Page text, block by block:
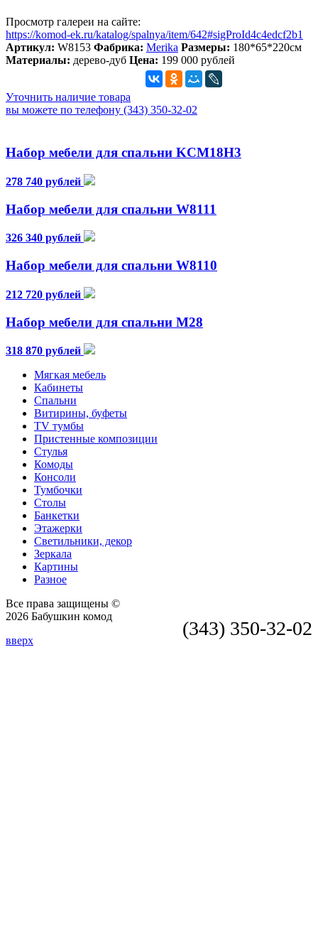
Просмотр галереи на сайте:
https://komod-ek.ru/katalog/spalnya/item/642#sigProId4c4edcf2b1
Артикул: W8153 Фабрика: Merika Размеры: 180*65*220см
Материалы: дерево-дуб Цена: 199 000 рублей
Уточнить наличие товара
вы можете по телефону (343) 350-32-02
Набор мебели для спальни KCM18H3
278 740 рублей
Набор мебели для спальни W8111
326 340 рублей
Набор мебели для спальни W8110
212 720 рублей
Набор мебели для спальни М28
318 870 рублей
Мягкая мебель
Кабинеты
Спальни
Витирины, буфеты
TV тумбы
Пристенные композиции
Стулья
Комоды
Консоли
Тумбочки
Столы
Банкетки
Этажерки
Светильники, декор
Зеркала
Картины
Разное
(343) 350-32-02
Все права защищены ©
2026 Бабушкин комод
вверх